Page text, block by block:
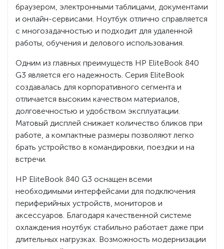
браузером, электронными таблицами, документами
и онлайн-сервисами. Ноутбук отлично справляется
с многозадачностью и подходит для удаленной
работы, обучения и делового использования.
Одним из главных преимуществ HP EliteBook 840
G3 является его надежность. Серия EliteBook
создавалась для корпоративного сегмента и
отличается высоким качеством материалов,
долговечностью и удобством эксплуатации.
Матовый дисплей снижает количество бликов при
работе, а компактные размеры позволяют легко
брать устройство в командировки, поездки и на
встречи.
HP EliteBook 840 G3 оснащен всеми
необходимыми интерфейсами для подключения
периферийных устройств, мониторов и
аксессуаров. Благодаря качественной системе
охлаждения ноутбук стабильно работает даже при
длительных нагрузках. Возможность модернизации